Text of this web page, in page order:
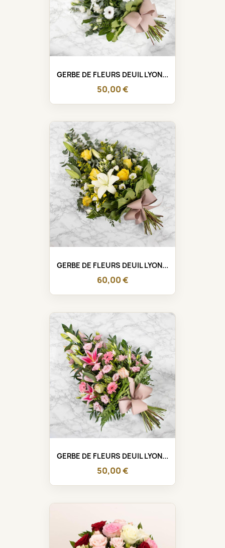
GERBE DE FLEURS DEUIL LYON...
50,00 €
GERBE DE FLEURS DEUIL LYON...
60,00 €
GERBE DE FLEURS DEUIL LYON...
50,00 €